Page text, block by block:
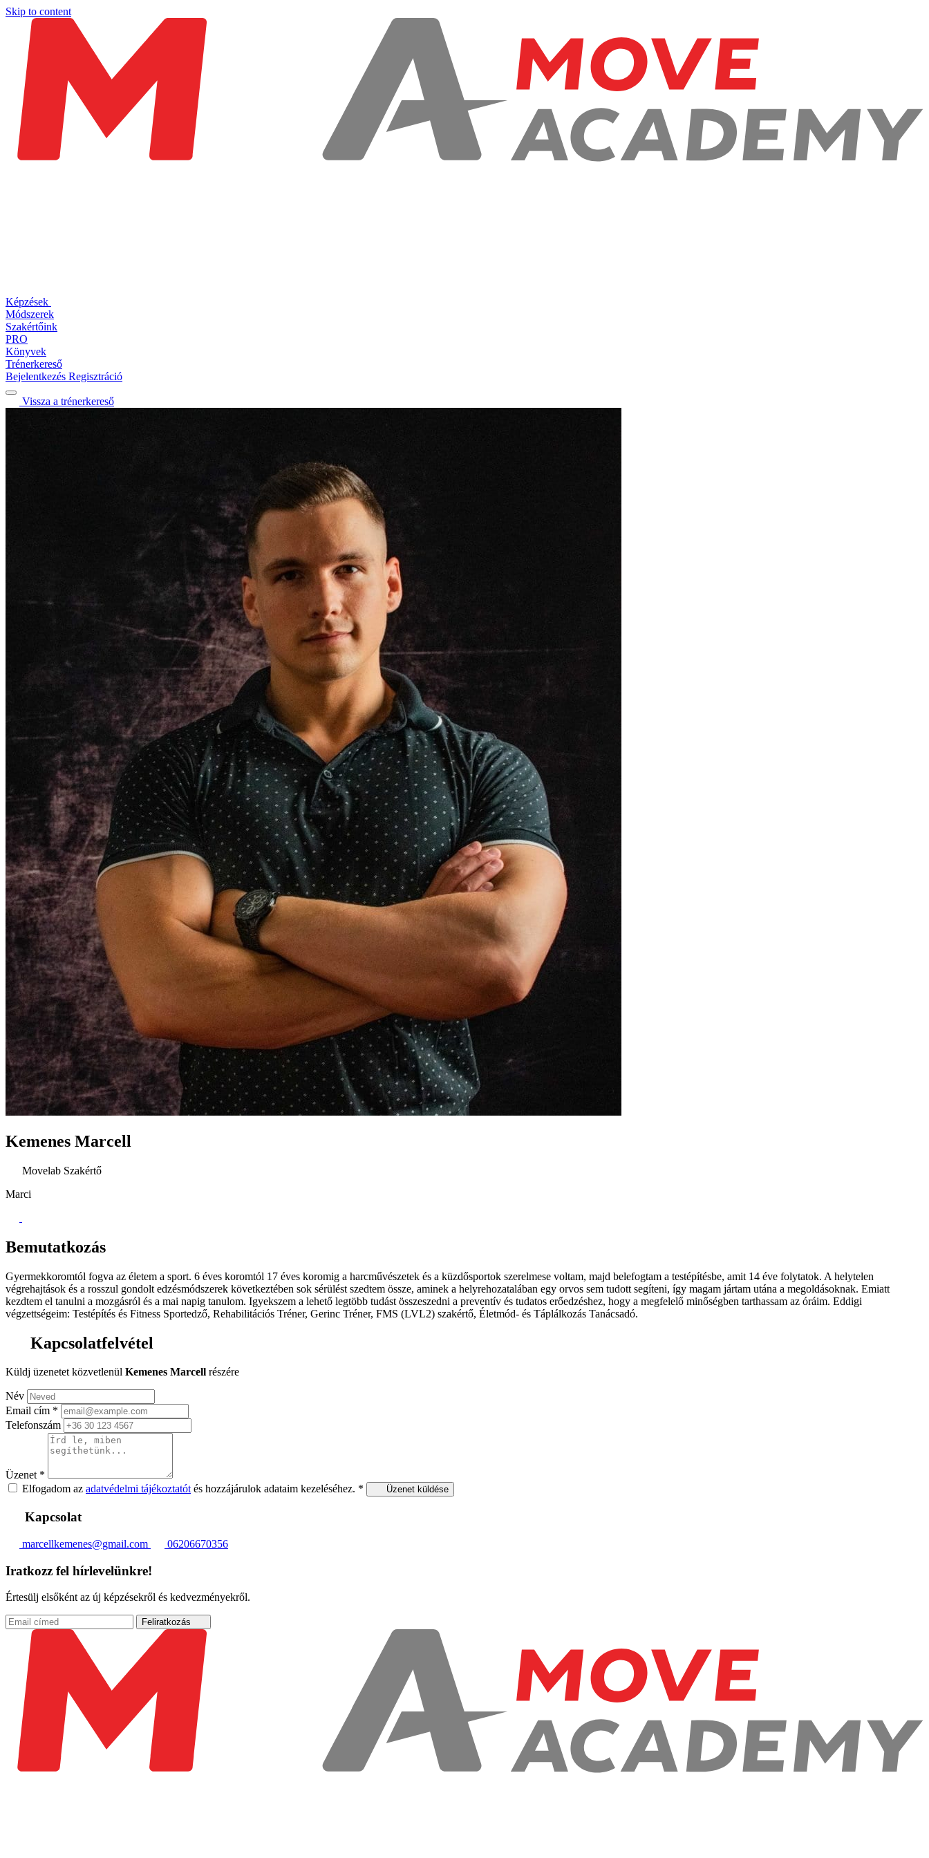
Skip to content
Képzések
Módszerek
Szakértőink
PRO
Könyvek
Trénerkereső
Bejelentkezés Regisztráció
Vissza a trénerkereső
Kemenes Marcell
Movelab Szakértő
Marci
Bemutatkozás
Gyermekkoromtól fogva az életem a sport. 6 éves koromtól 17 éves koromig a harcművészetek és a küzdősportok szerelmese voltam, majd belefogtam a testépítésbe, amit 14 éve folytatok. A helytelen
végrehajtások és a rosszul gondolt edzésmódszerek következtében sok sérülést szedtem össze, aminek a helyrehozatalában egy orvos sem tudott segíteni, így magam jártam utána a megoldásoknak. Emiatt
kezdtem el tanulni a mozgásról és a mai napig tanulom. Igyekszem a lehető legtöbb tudást összeszedni a preventív és tudatos erőedzéshez, hogy a megfelelő minőségben tarthassam az óráim. Eddigi
végzettségeim: Testépítés és Fitness Sportedző, Rehabilitációs Tréner, Gerinc Tréner, FMS (LVL2) szakértő, Életmód- és Táplálkozás Tanácsadó.
Kapcsolatfelvétel
Küldj üzenetet közvetlenül Kemenes Marcell részére
Név
Email cím *
Telefonszám
Üzenet *
Elfogadom az adatvédelmi tájékoztatótés hozzájárulok adataim kezeléséhez. * Üzenet küldése
Kapcsolat
marcellkemenes@gmail.com 06206670356
Iratkozz fel hírlevelünkre!
Értesülj elsőként az új képzésekről és kedvezményekről.
Feliratkozás